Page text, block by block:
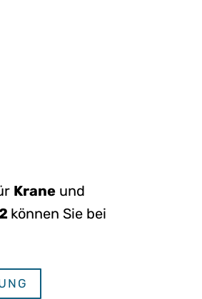
Kraneund
können Sie bei